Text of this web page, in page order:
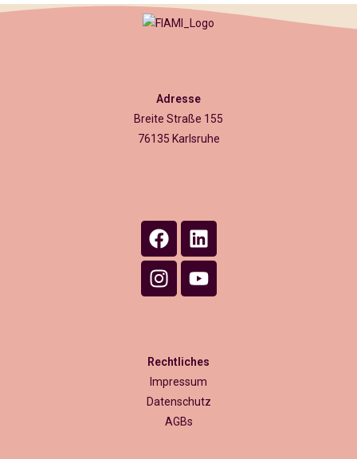
Adresse
Breite Straße 155
76135 Karlsruhe
Rechtliches
Impressum
Datenschutz
AGBs